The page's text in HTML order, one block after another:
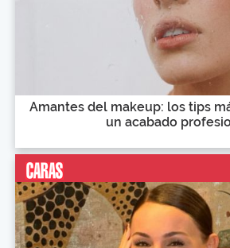
Amantes del makeup: los tips
un acabado